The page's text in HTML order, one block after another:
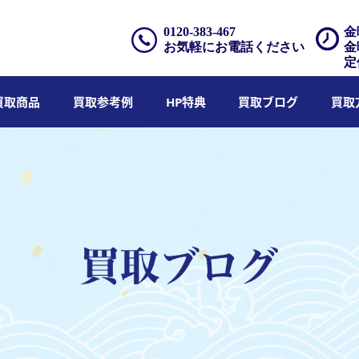
金
金
0120-383-467
お気軽にお電話ください
取商品 買取参考例 HP特典 買取ブログ 買取